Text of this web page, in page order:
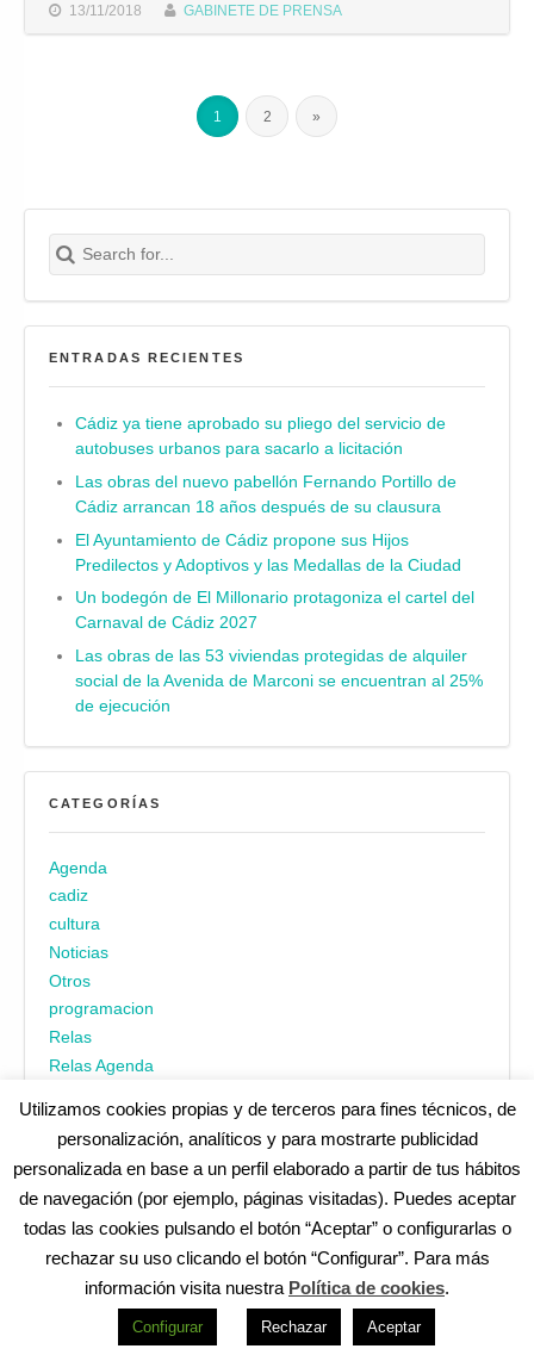
13/11/2018 GABINETE DE PRENSA
1 2 »
Search for:
Buscar
ENTRADAS RECIENTES
Cádiz ya tiene aprobado su pliego del servicio de
autobuses urbanos para sacarlo a licitación
Las obras del nuevo pabellón Fernando Portillo de
Cádiz arrancan 18 años después de su clausura
El Ayuntamiento de Cádiz propone sus Hijos
Predilectos y Adoptivos y las Medallas de la Ciudad
Un bodegón de El Millonario protagoniza el cartel del
Carnaval de Cádiz 2027
Las obras de las 53 viviendas protegidas de alquiler
social de la Avenida de Marconi se encuentran al 25%
de ejecución
CATEGORÍAS
Agenda
cadiz
cultura
Noticias
Otros
programacion
Relas
Relas Agenda
¿No encuentras alguna cosa? Echa un vistazo encadiz.es|
Aviso legal| Política de privacidad|Accesibilidad| Política de
Redes Sociales (Listado completo):
Utilizamos cookies propias y de terceros para fines técnicos, de
personalización, analíticos y para mostrarte publicidad
personalizada en base a un perfil elaborado a partir de tus hábitos
de navegación (por ejemplo, páginas visitadas). Puedes aceptar
todas las cookies pulsando el botón “Aceptar” o configurarlas o
rechazar su uso clicando el botón “Configurar”. Para más
información visita nuestra Política de cookies.
Configurar Rechazar Aceptar